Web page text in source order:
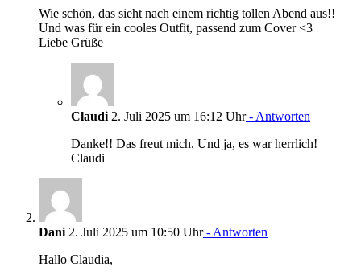
Wie schön, das sieht nach einem richtig tollen Abend aus!!
Und was für ein cooles Outfit, passend zum Cover <3
Liebe Grüße
Claudi 2. Juli 2025 um 16:12 Uhr- Antworten
Danke!! Das freut mich. Und ja, es war herrlich!
Claudi
Dani 2. Juli 2025 um 10:50 Uhr- Antworten
Hallo Claudia,